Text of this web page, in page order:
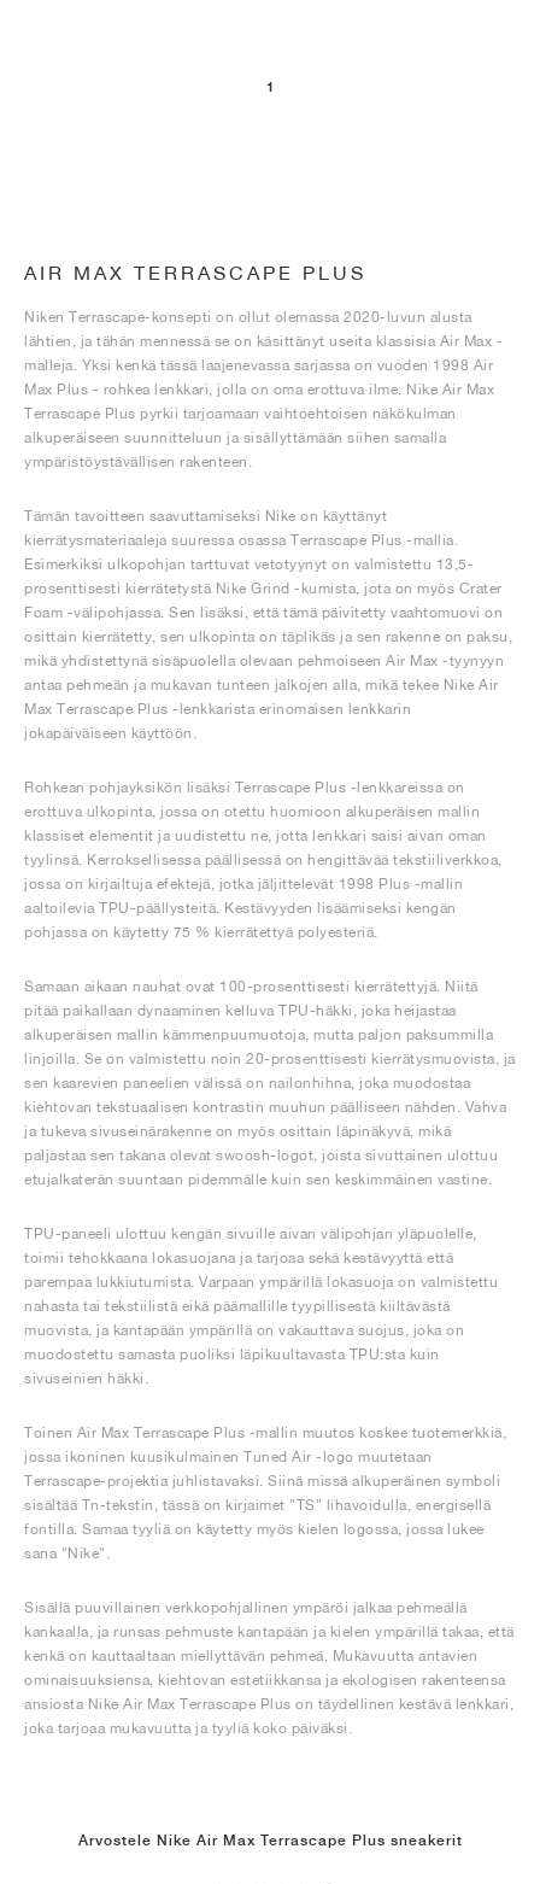
1
AIR MAX TERRASCAPE PLUS
Niken Terrascape-konsepti on ollut olemassa 2020-luvun alusta
lähtien, ja tähän mennessä se on käsittänyt useita klassisia Air Max -
malleja. Yksi kenkä tässä laajenevassa sarjassa on vuoden 1998 Air
Max Plus - rohkea lenkkari, jolla on oma erottuva ilme. Nike Air Max
Terrascape Plus pyrkii tarjoamaan vaihtoehtoisen näkökulman
alkuperäiseen suunnitteluun ja sisällyttämään siihen samalla
ympäristöystävällisen rakenteen.
Tämän tavoitteen saavuttamiseksi Nike on käyttänyt
kierrätysmateriaaleja suuressa osassa Terrascape Plus -mallia.
Esimerkiksi ulkopohjan tarttuvat vetotyynyt on valmistettu 13,5-
prosenttisesti kierrätetystä Nike Grind -kumista, jota on myös Crater
Foam -välipohjassa. Sen lisäksi, että tämä päivitetty vaahtomuovi on
osittain kierrätetty, sen ulkopinta on täplikäs ja sen rakenne on paksu,
mikä yhdistettynä sisäpuolella olevaan pehmoiseen Air Max -tyynyyn
antaa pehmeän ja mukavan tunteen jalkojen alla, mikä tekee Nike Air
Max Terrascape Plus -lenkkarista erinomaisen lenkkarin
jokapäiväiseen käyttöön.
Rohkean pohjayksikön lisäksi Terrascape Plus -lenkkareissa on
erottuva ulkopinta, jossa on otettu huomioon alkuperäisen mallin
klassiset elementit ja uudistettu ne, jotta lenkkari saisi aivan oman
tyylinsä. Kerroksellisessa päällisessä on hengittävää tekstiiliverkkoa,
jossa on kirjailtuja efektejä, jotka jäljittelevät 1998 Plus -mallin
aaltoilevia TPU-päällysteitä. Kestävyyden lisäämiseksi kengän
pohjassa on käytetty 75 % kierrätettyä polyesteriä.
Samaan aikaan nauhat ovat 100-prosenttisesti kierrätettyjä. Niitä
pitää paikallaan dynaaminen kelluva TPU-häkki, joka heijastaa
alkuperäisen mallin kämmenpuumuotoja, mutta paljon paksummilla
linjoilla. Se on valmistettu noin 20-prosenttisesti kierrätysmuovista, ja
sen kaarevien paneelien välissä on nailonhihna, joka muodostaa
kiehtovan tekstuaalisen kontrastin muuhun päälliseen nähden. Vahva
ja tukeva sivuseinärakenne on myös osittain läpinäkyvä, mikä
paljastaa sen takana olevat swoosh-logot, joista sivuttainen ulottuu
etujalkaterän suuntaan pidemmälle kuin sen keskimmäinen vastine.
TPU-paneeli ulottuu kengän sivuille aivan välipohjan yläpuolelle,
toimii tehokkaana lokasuojana ja tarjoaa sekä kestävyyttä että
parempaa lukkiutumista. Varpaan ympärillä lokasuoja on valmistettu
nahasta tai tekstiilistä eikä päämallille tyypillisestä kiiltävästä
muovista, ja kantapään ympärillä on vakauttava suojus, joka on
muodostettu samasta puoliksi läpikuultavasta TPU:sta kuin
sivuseinien häkki.
Toinen Air Max Terrascape Plus -mallin muutos koskee tuotemerkkiä,
jossa ikoninen kuusikulmainen Tuned Air -logo muutetaan
Terrascape-projektia juhlistavaksi. Siinä missä alkuperäinen symboli
sisältää Tn-tekstin, tässä on kirjaimet "TS" lihavoidulla, energisellä
fontilla. Samaa tyyliä on käytetty myös kielen logossa, jossa lukee
sana "Nike".
Sisällä puuvillainen verkkopohjallinen ympäröi jalkaa pehmeällä
kankaalla, ja runsas pehmuste kantapään ja kielen ympärillä takaa, että
kenkä on kauttaaltaan miellyttävän pehmeä. Mukavuutta antavien
ominaisuuksiensa, kiehtovan estetiikkansa ja ekologisen rakenteensa
ansiosta Nike Air Max Terrascape Plus on täydellinen kestävä lenkkari,
joka tarjoaa mukavuutta ja tyyliä koko päiväksi.
Arvostele Nike Air Max Terrascape Plus sneakerit